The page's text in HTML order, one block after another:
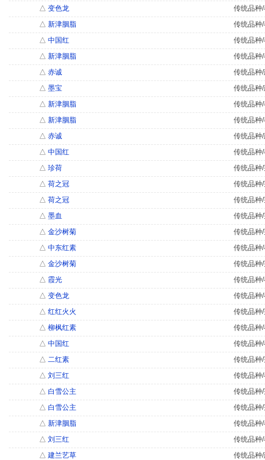
△ 变色龙
传统品种
△ 新津胭脂
传统品种
△ 中国红
传统品种
△ 新津胭脂
传统品种
△ 赤诚
传统品种
△ 墨宝
传统品种
△ 新津胭脂
传统品种
△ 新津胭脂
传统品种
△ 赤诚
传统品种
△ 中国红
传统品种
△ 珍荷
传统品种
△ 荷之冠
传统品种
△ 荷之冠
传统品种
△ 墨血
传统品种
△ 金沙树菊
传统品种
△ 中东红素
传统品种
△ 金沙树菊
传统品种
△ 霞光
传统品种
△ 变色龙
传统品种
△ 红红火火
传统品种
△ 柳枫红素
传统品种
△ 中国红
传统品种
△ 二红素
传统品种
△ 刘三红
传统品种
△ 白雪公主
传统品种
△ 白雪公主
传统品种
△ 新津胭脂
传统品种
△ 刘三红
传统品种
△ 建兰艺草
传统品种